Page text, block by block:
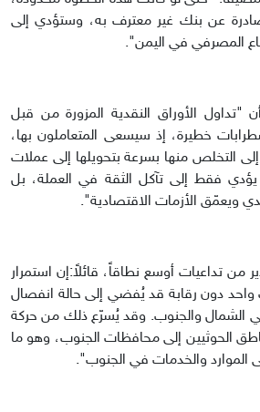
صادرة عن بنك غير معترف به، وستؤدي إلى
المصرفي في اليمن".
الأوراق النقدية المزورة من قبل
خطيرة، إذ سيسعى المتعاملون بها،
التخلص منها بسرعة بتحويلها إلى عملات
فقط إلى تآكل الثقة في العملة، بل
ويعمّق الأزمات الاقتصادية".
تداعيات أوسع نطاقاً، قائلاً:إن استمرار
دون رقابة قد يُفضي إلى حالة انفصال
الشمال والجنوب. وقد يُسرّع ذلك من حركة
الحوثيين إلى محافظات الجنوب، وهو ما
والخدمات في الجنوب".